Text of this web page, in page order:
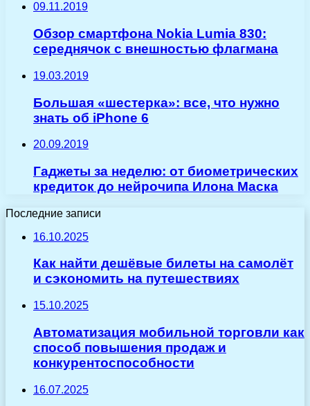
09.11.2019
Обзор смартфона Nokia Lumia 830:
середнячок с внешностью флагмана
19.03.2019
Большая «шестерка»: все, что нужно
знать об iPhone 6
20.09.2019
Гаджеты за неделю: от биометрических
кредиток до нейрочипа Илона Маска
Последние записи
16.10.2025
Как найти дешёвые билеты на самолёт
и сэкономить на путешествиях
15.10.2025
Автоматизация мобильной торговли как
способ повышения продаж и
конкурентоспособности
16.07.2025